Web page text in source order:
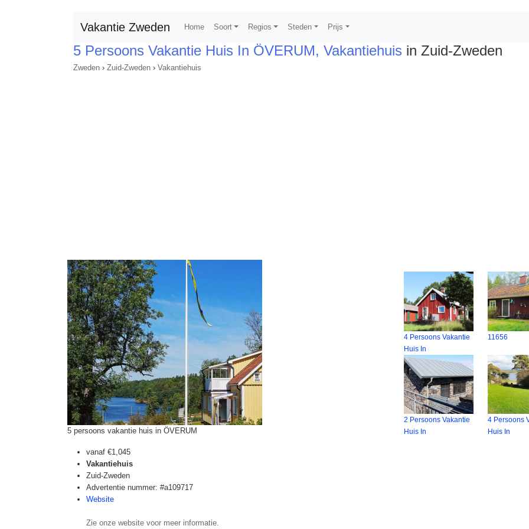
Vakantie Zweden Home Soort Regios Steden Prijs
5 Persoons Vakantie Huis In ÖVERUM, Vakantiehuis in Zuid-Zweden
Zweden › Zuid-Zweden › Vakantiehuis
5 persoons vakantie huis in ÖVERUM
vanaf €1,045
Vakantiehuis
Zuid-Zweden
Advertentie nummer: #a109717
Website
Zie onze website voor meer informatie.
4 Persoons Vakantie
Huis In
11656
2 Persoons Vakantie
Huis In
4 Persoons
Huis In